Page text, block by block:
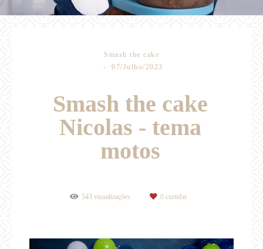
Smash the cake
07/Julho/2023
Smash the cake
Nicolas - tema
motos
543 visualizações 0 curtidas